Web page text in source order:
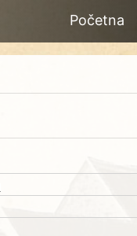
Početna